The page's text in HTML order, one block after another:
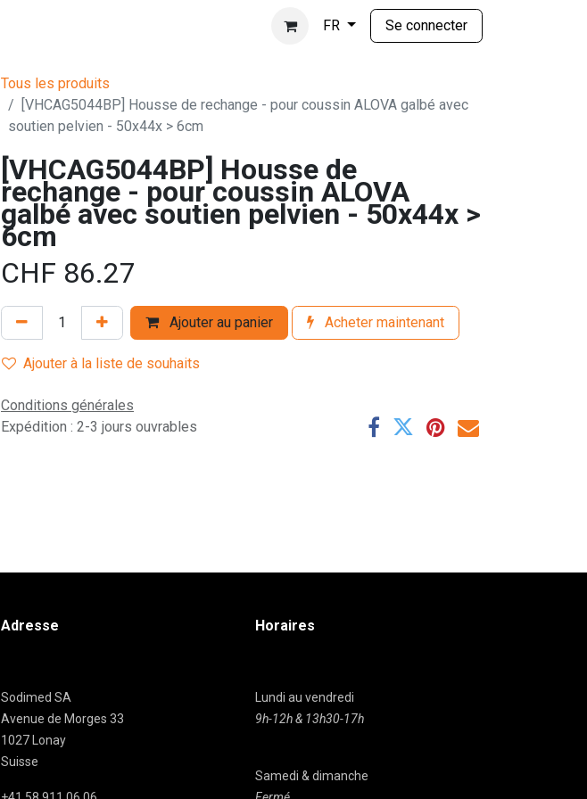
FR Se connecter
Tous les produits
[VHCAG5044BP] Housse de rechange - pour coussin ALOVA galbé avec
soutien pelvien - 50x44x > 6cm
[VHCAG5044BP] Housse de
rechange - pour coussin ALOVA
galbé avec soutien pelvien - 50x44x >
6cm
CHF 86.27
Ajouter au panier Acheter maintenant
Ajouter à la liste de souhaits
Conditions générales
Expédition : 2-3 jours ouvrables
Adresse
Sodimed SA
Avenue de Morges 33
1027 Lonay
Suisse
Horaires
Lundi au vendredi
9h-12h & 13h30-17h
Samedi & dimanche